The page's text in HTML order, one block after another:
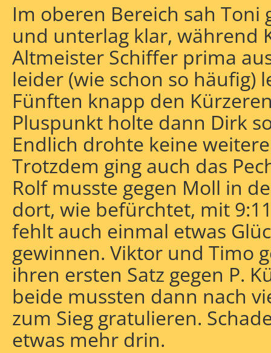
Im oberen Bereich sah Toni
und unterlag klar, während
Altmeister Schiffer prima
leider (wie schon so häufig)
Fünften knapp den
Pluspunkt holte dann Dirk
Endlich drohte keine weitere
Trotzdem ging auch das
Rolf musste gegen Moll in
dort, wie befürchtet, mit
fehlt auch einmal etwas
gewinnen. Viktor und Timo
ihren ersten Satz gegen P.
beide mussten dann nach
zum Sieg gratulieren.
etwas mehr drin.